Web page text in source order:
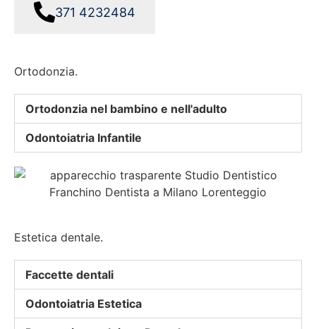
371 4232484
Ortodonzia.
Ortodonzia nel bambino e nell'adulto
Odontoiatria Infantile
Estetica dentale.
Faccette dentali
Odontoiatria Estetica